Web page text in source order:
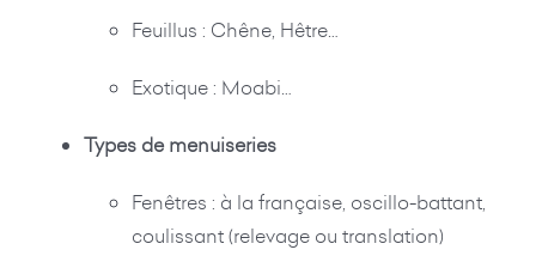
Feuillus : Chêne, Hêtre…
Exotique : Moabi…
Types de menuiseries
Fenêtres : à la française, oscillo-battant,
coulissant (relevage ou translation)